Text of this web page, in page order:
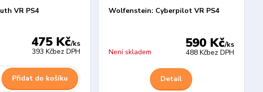
VR PS4
475 Kč/ks
393 Kčbez DPH
Přidat do košíku
Wolfenstein: Cyberpilot VR PS4
590 Kč/ks
488 Kčbez DPH
Není skladem
Detail